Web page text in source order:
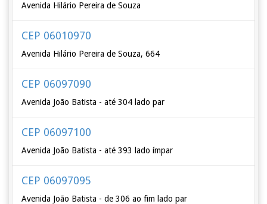
Avenida Hilário Pereira de Souza
CEP 06010970
Avenida Hilário Pereira de Souza, 664
CEP 06097090
Avenida João Batista - até 304 lado par
CEP 06097100
Avenida João Batista - até 393 lado ímpar
CEP 06097095
Avenida João Batista - de 306 ao fim lado par